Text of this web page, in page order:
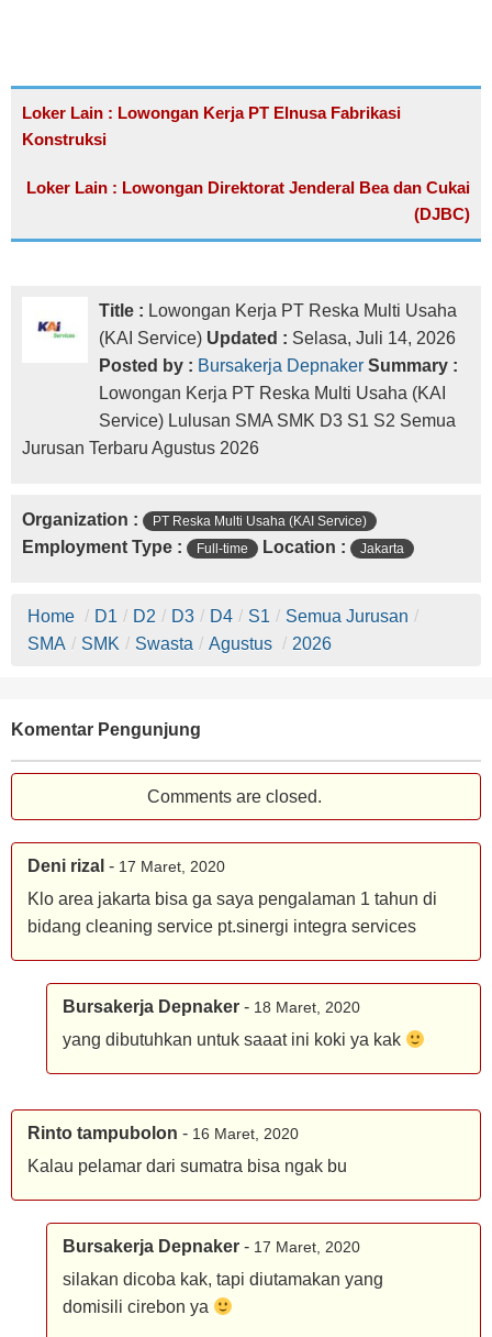
Loker Lain : Lowongan Kerja PT Elnusa Fabrikasi
Konstruksi
Loker Lain : Lowongan Direktorat Jenderal Bea dan Cukai
(DJBC)
Title : Lowongan Kerja PT Reska Multi Usaha
(KAI Service) Updated : Selasa, Juli 14, 2026
Posted by : Bursakerja Depnaker Summary :
Lowongan Kerja PT Reska Multi Usaha (KAI
Service) Lulusan SMA SMK D3 S1 S2 Semua
Jurusan Terbaru Agustus 2026
Organization : PT Reska Multi Usaha (KAI Service)
Employment Type : Full-time Location : Jakarta
Home / D1 / D2 / D3 / D4 / S1 / Semua Jurusan /
SMA / SMK / Swasta / Agustus / 2026
Komentar Pengunjung
Comments are closed.
Deni rizal - 17 Maret, 2020
Klo area jakarta bisa ga saya pengalaman 1 tahun di
bidang cleaning service pt.sinergi integra services
Bursakerja Depnaker - 18 Maret, 2020
yang dibutuhkan untuk saaat ini koki ya kak
Rinto tampubolon - 16 Maret, 2020
Kalau pelamar dari sumatra bisa ngak bu
Bursakerja Depnaker - 17 Maret, 2020
silakan dicoba kak, tapi diutamakan yang
domisili cirebon ya